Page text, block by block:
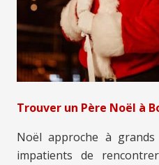
Trouver un Père Noël à
Noël approche à
impatients de